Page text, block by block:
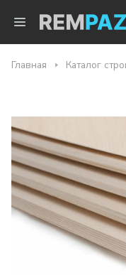
Главная Каталог